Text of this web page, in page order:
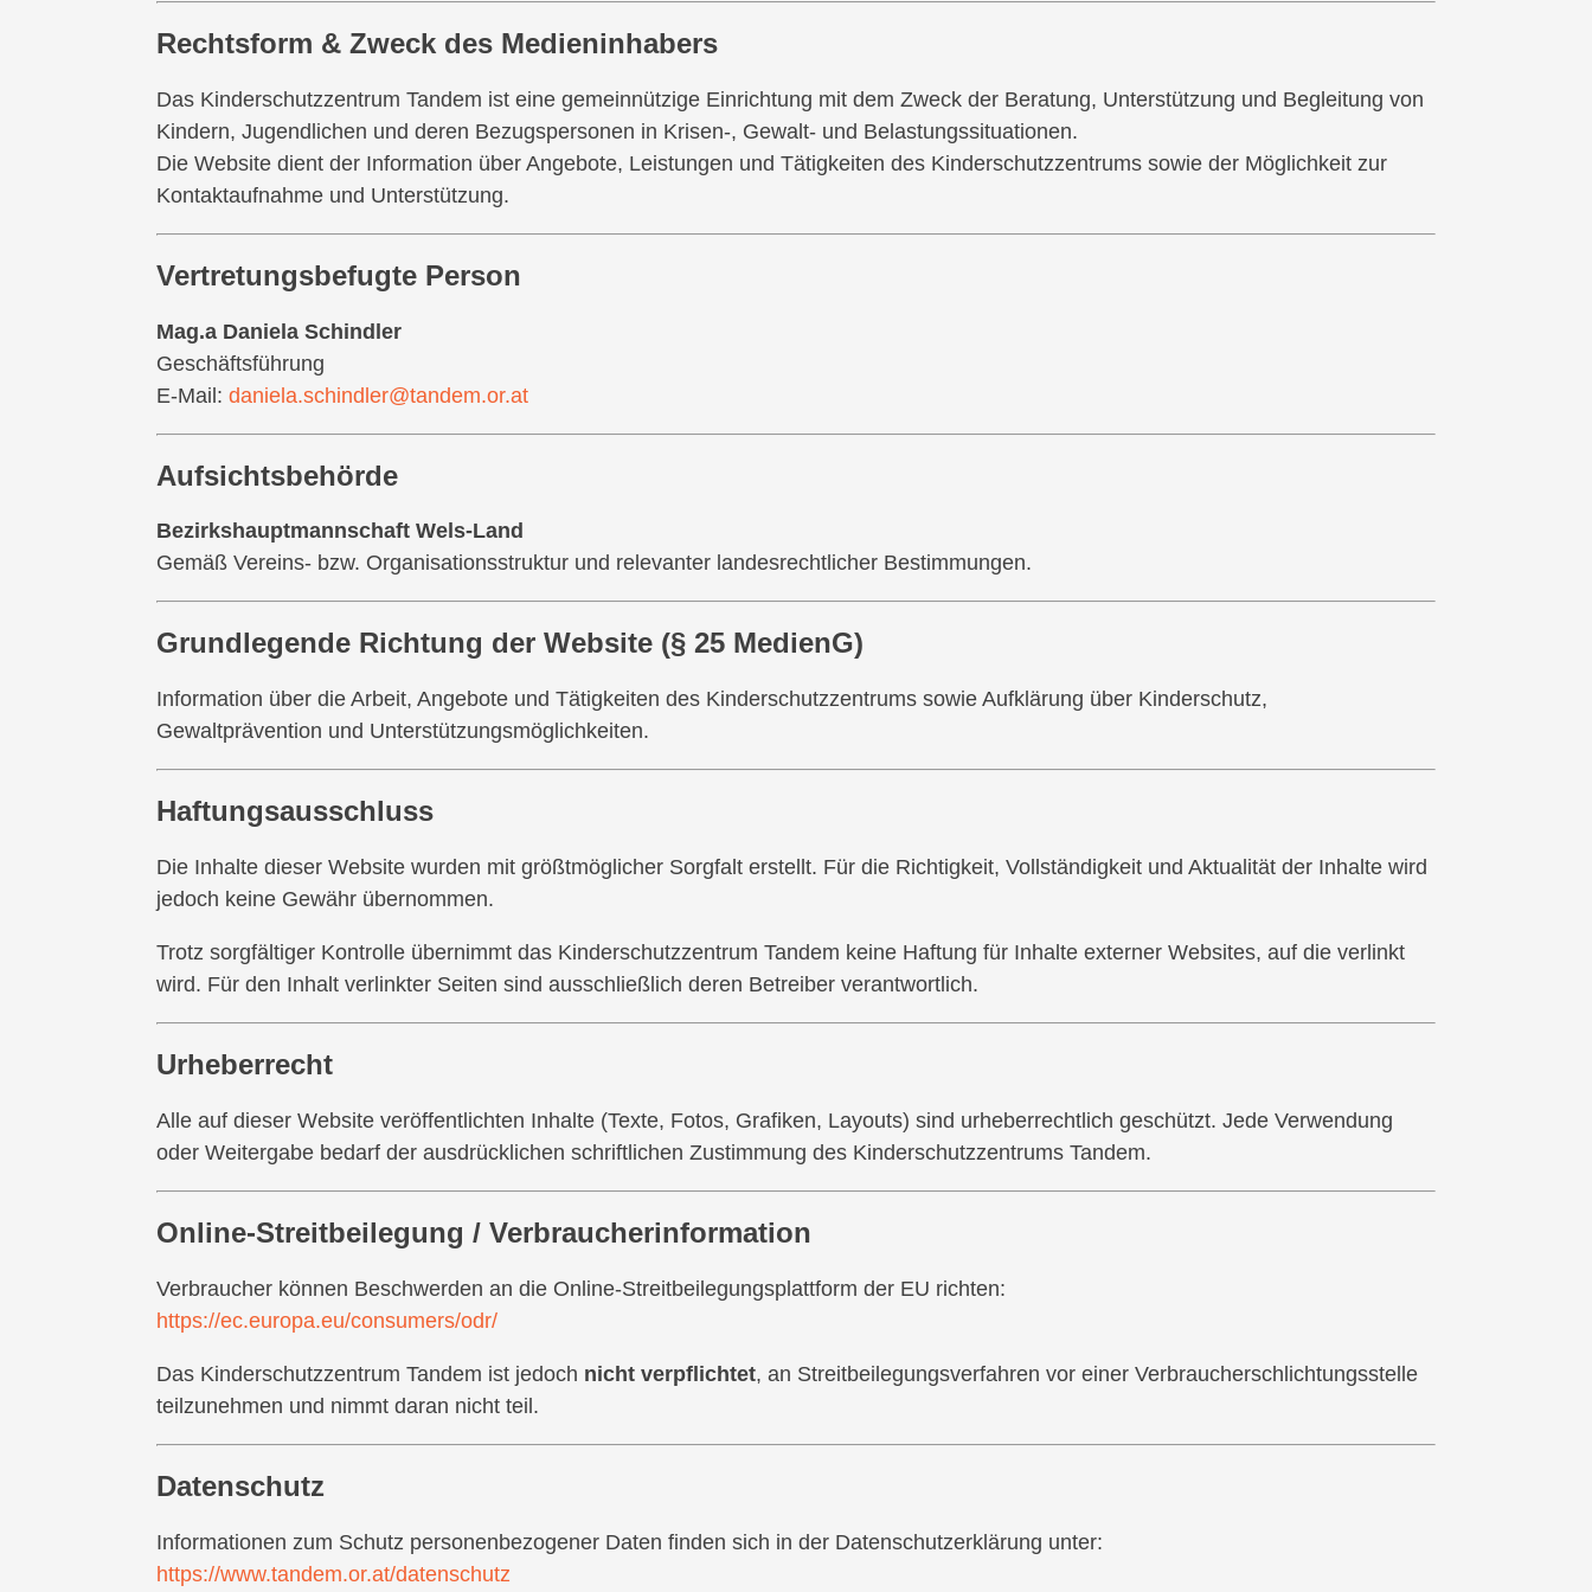
Rechtsform & Zweck des Medieninhabers
Das Kinderschutzzentrum Tandem ist eine gemeinnützige Einrichtung mit dem Zweck der Beratung, Unterstützung und Begleitung von
Kindern, Jugendlichen und deren Bezugspersonen in Krisen-, Gewalt- und Belastungssituationen.
Die Website dient der Information über Angebote, Leistungen und Tätigkeiten des Kinderschutzzentrums sowie der Möglichkeit zur
Kontaktaufnahme und Unterstützung.
Vertretungsbefugte Person
Mag.a Daniela Schindler
Geschäftsführung
E-Mail: daniela.schindler@tandem.or.at
Aufsichtsbehörde
Bezirkshauptmannschaft Wels-Land
Gemäß Vereins- bzw. Organisationsstruktur und relevanter landesrechtlicher Bestimmungen.
Grundlegende Richtung der Website (§ 25 MedienG)
Information über die Arbeit, Angebote und Tätigkeiten des Kinderschutzzentrums sowie Aufklärung über Kinderschutz,
Gewaltprävention und Unterstützungsmöglichkeiten.
Haftungsausschluss
Die Inhalte dieser Website wurden mit größtmöglicher Sorgfalt erstellt. Für die Richtigkeit, Vollständigkeit und Aktualität der Inhalte wird
jedoch keine Gewähr übernommen.
Trotz sorgfältiger Kontrolle übernimmt das Kinderschutzzentrum Tandem keine Haftung für Inhalte externer Websites, auf die verlinkt
wird. Für den Inhalt verlinkter Seiten sind ausschließlich deren Betreiber verantwortlich.
Urheberrecht
Alle auf dieser Website veröffentlichten Inhalte (Texte, Fotos, Grafiken, Layouts) sind urheberrechtlich geschützt. Jede Verwendung
oder Weitergabe bedarf der ausdrücklichen schriftlichen Zustimmung des Kinderschutzzentrums Tandem.
Online-Streitbeilegung / Verbraucherinformation
Verbraucher können Beschwerden an die Online-Streitbeilegungsplattform der EU richten:
https://ec.europa.eu/consumers/odr/
Das Kinderschutzzentrum Tandem ist jedoch nicht verpflichtet, an Streitbeilegungsverfahren vor einer Verbraucherschlichtungsstelle
teilzunehmen und nimmt daran nicht teil.
Datenschutz
Informationen zum Schutz personenbezogener Daten finden sich in der Datenschutzerklärung unter:
https://www.tandem.or.at/datenschutz